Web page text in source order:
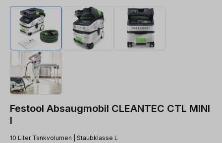
Festool Absaugmobil CLEANTEC CTL MINI
I
10 Liter Tankvolumen | Staubklasse L